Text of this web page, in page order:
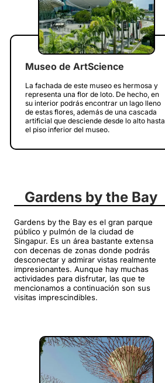
Museo de ArtScience
La fachada de este museo es hermosa y
representa una flor de loto. De hecho, en
su interior podrás encontrar un lago lleno
de estas flores, además de una cascada
artificial que desciende desde lo alto hasta
el piso inferior del museo.
Gardens by the Bay
Gardens by the Bay es el gran parque
público y pulmón de la ciudad de
Singapur. Es un área bastante extensa
con decenas de zonas donde podrás
desconectar y admirar vistas realmente
impresionantes. Aunque hay muchas
actividades para disfrutar, las que te
mencionamos a continuación son sus
visitas imprescindibles.